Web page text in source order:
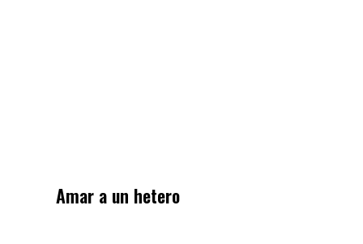
Amar a un hetero